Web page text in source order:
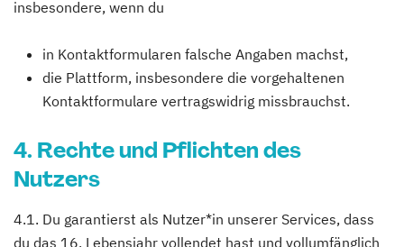
insbesondere, wenn du
in Kontaktformularen falsche Angaben machst,
die Plattform, insbesondere die vorgehaltenen
Kontaktformulare vertragswidrig missbrauchst.
4. Rechte und Pflichten des
Nutzers
4.1. Du garantierst als Nutzer*in unserer Services, dass
du das 16. Lebensjahr vollendet hast und vollumfänglich